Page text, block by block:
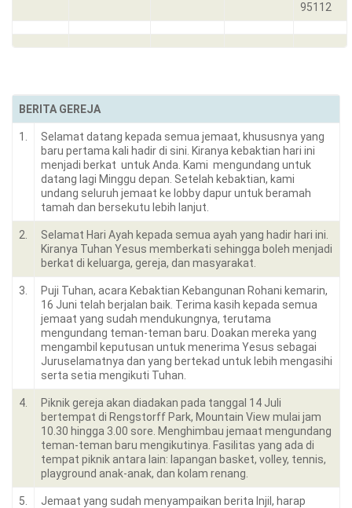
95112
BERITA GEREJA
1.
Selamat datang kepada semua jemaat, khususnya yang
baru pertama kali hadir di sini. Kiranya kebaktian hari ini
menjadi berkat untuk Anda. Kami mengundang untuk
datang lagi Minggu depan. Setelah kebaktian, kami
undang seluruh jemaat ke lobby dapur untuk beramah
tamah dan bersekutu lebih lanjut.
2.
Selamat Hari Ayah kepada semua ayah yang hadir hari ini.
Kiranya Tuhan Yesus memberkati sehingga boleh menjadi
berkat di keluarga, gereja, dan masyarakat.
3.
Puji Tuhan, acara Kebaktian Kebangunan Rohani kemarin,
16 Juni telah berjalan baik. Terima kasih kepada semua
jemaat yang sudah mendukungnya, terutama
mengundang teman-teman baru. Doakan mereka yang
mengambil keputusan untuk menerima Yesus sebagai
Juruselamatnya dan yang bertekad untuk lebih mengasihi
serta setia mengikuti Tuhan.
4.
Piknik gereja akan diadakan pada tanggal 14 Juli
bertempat di Rengstorff Park, Mountain View mulai jam
10.30 hingga 3.00 sore. Menghimbau jemaat mengundang
teman-teman baru mengikutinya. Fasilitas yang ada di
tempat piknik antara lain: lapangan basket, volley, tennis,
playground anak-anak, dan kolam renang.
5.
Jemaat yang sudah menyampaikan berita Injil, harap